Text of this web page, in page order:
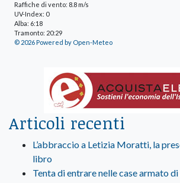
Raffiche di vento: 8.8 m/s
UV-Index: 0
Alba: 6:18
Tramonto: 20:29
© 2026 Powered by Open-Meteo
Articoli recenti
L’abbraccio a Letizia Moratti, la
libro
Tenta di entrare nelle case armato